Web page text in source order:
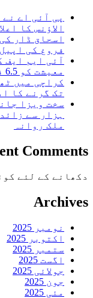
پی آئی اے
الاؤنس کا
اسحاق ڈار
فروغ کی اپیل
آئی ایم ایف
معیشت کو 6.5 فیصد جی ڈی پی کا نقصان
تک گرنے کا
ہزار سے
ملک روانہ
Comments
دکھانے کے لئے
Archives
نومبر 2025
اکتوبر 2025
ستمبر 2025
اگست 2025
جولائی 2025
جون 2025
مئی 2025